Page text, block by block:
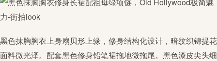
黑色抹胸胸衣上身扇贝形上缘，修身结构化设计，暗纹织锦提花
面料微光泽。配套黑色修身铅笔裙拖地微拖尾。黑色漆皮尖头细